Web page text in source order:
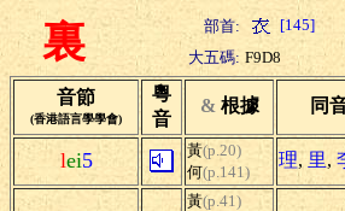
裏 部首: [145]
大五碼: F9D8
音節
(香港語言學學會)
粵
音
& 根據 同
lei5 黃(p.20)
何(p.141)
理, 里,
黃(p.41)